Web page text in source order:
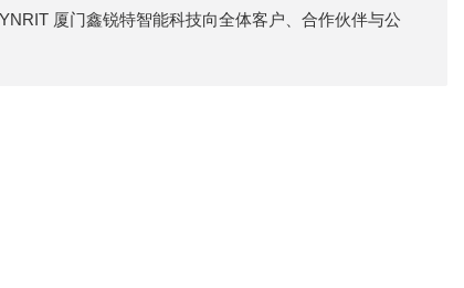
厦门鑫锐特智能科技向全体客户、合作伙伴与公